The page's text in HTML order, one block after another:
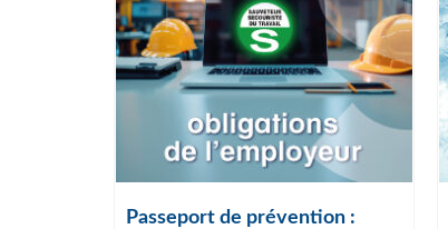
Passeport de prévention :